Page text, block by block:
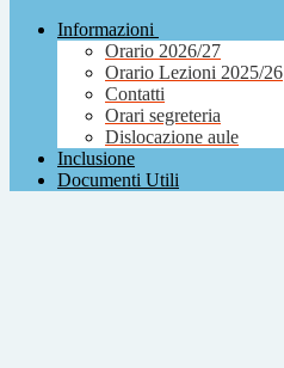
Informazioni
Orario 2026/27
Orario Lezioni 2025/26
Contatti
Orari segreteria
Dislocazione aule
Inclusione
Documenti Utili